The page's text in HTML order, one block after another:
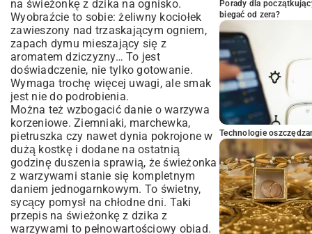
na świeżonkę z dzika na ognisko.
Wyobraźcie to sobie: żeliwny kociołek
zawieszony nad trzaskającym ogniem,
zapach dymu mieszający się z
aromatem dziczyzny… To jest
doświadczenie, nie tylko gotowanie.
Wymaga trochę więcej uwagi, ale smak
jest nie do podrobienia.
Można też wzbogacić danie o warzywa
korzeniowe. Ziemniaki, marchewka,
pietruszka czy nawet dynia pokrojone w
dużą kostkę i dodane na ostatnią
godzinę duszenia sprawią, że świeżonka
z warzywami stanie się kompletnym
daniem jednogarnkowym. To świetny,
sycący pomysł na chłodne dni. Taki
przepis na świeżonkę z dzika z
warzywami to pełnowartościowy obiad.
Porady dla
biegać od zera?
Technologie